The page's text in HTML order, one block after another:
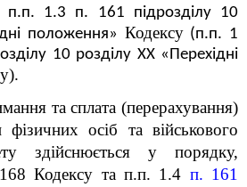
п.п. 1.3 п. 161 підрозділу 10
положення» Кодексу(п.п. 1
10 розділу XX «Перехідні
та сплата (перерахування)
осіб та військового
здійснюється у порядку,
Кодексу та п.п. 1.4 п. 161